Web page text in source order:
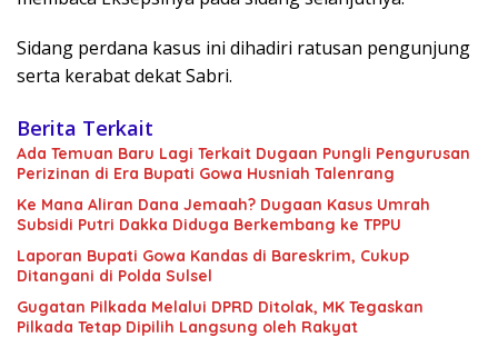
Sidang perdana kasus ini dihadiri ratusan pengunjung
serta kerabat dekat Sabri.
Berita Terkait
Ada Temuan Baru Lagi Terkait Dugaan Pungli Pengurusan
Perizinan di Era Bupati Gowa Husniah Talenrang
Ke Mana Aliran Dana Jemaah? Dugaan Kasus Umrah
Subsidi Putri Dakka Diduga Berkembang ke TPPU
Laporan Bupati Gowa Kandas di Bareskrim, Cukup
Ditangani di Polda Sulsel
Gugatan Pilkada Melalui DPRD Ditolak, MK Tegaskan
Pilkada Tetap Dipilih Langsung oleh Rakyat